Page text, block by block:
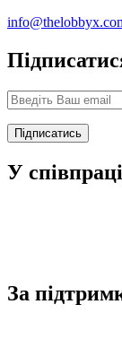
У
За